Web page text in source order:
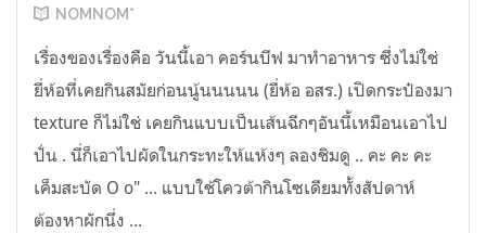
NOMNOM*
เรื่องของเรื่องคือ วันนี้เอา คอร์นบีฟ มาทำอาหาร ซึ่งไม่ใช่
ยี่ห้อที่เคยกินสมัยก่อนนู้นนนนน (ยี่ห้อ อสร.) เปิดกระป๋องมา
texture ก็ไม่ใช่ เคยกินแบบเป็นเส้นฉีกๆอันนี้เหมือนเอาไป
ปั่น . นี่ก็เอาไปผัดในกระทะให้แห้งๆ ลองชิมดู .. คะ คะ คะ
เค็มสะบัด O o" ... แบบใช้โควต้ากินโซเดียมทั้งสัปดาห์
ต้องหาผักนึ่ง ...